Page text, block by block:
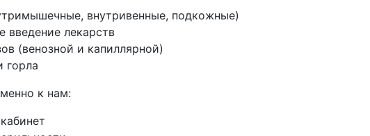
внутривенные, подкожные)
введение лекарств
(венозной и капиллярной)
горла
к нам: